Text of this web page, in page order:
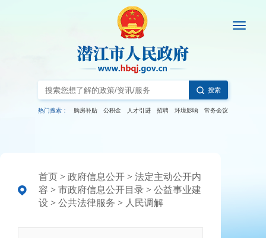
搜索
热门搜索： 购房补贴 公积金 人才引进 招聘 环境影响 常务会议
首页 > 政府信息公开 > 法定主动公开内
容 > 市政府信息公开目录 > 公益事业建
设 > 公共法律服务 > 人民调解